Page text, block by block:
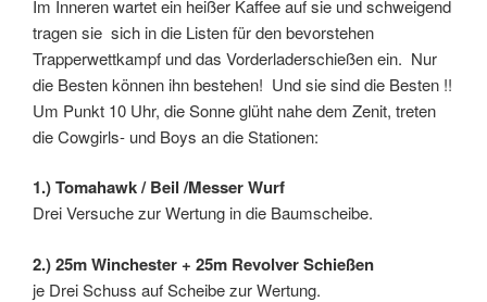
Im Inneren wartet ein heißer Kaffee auf sie und schweigend
tragen sie sich in die Listen für den bevorstehen
Trapperwettkampf und das Vorderladerschießen ein. Nur
die Besten können ihn bestehen! Und sie sind die Besten !!
Um Punkt 10 Uhr, die Sonne glüht nahe dem Zenit, treten
die Cowgirls- und Boys an die Stationen:
1.) Tomahawk / Beil /Messer Wurf
Drei Versuche zur Wertung in die Baumscheibe.
2.) 25m Winchester + 25m Revolver Schießen
je Drei Schuss auf Scheibe zur Wertung.